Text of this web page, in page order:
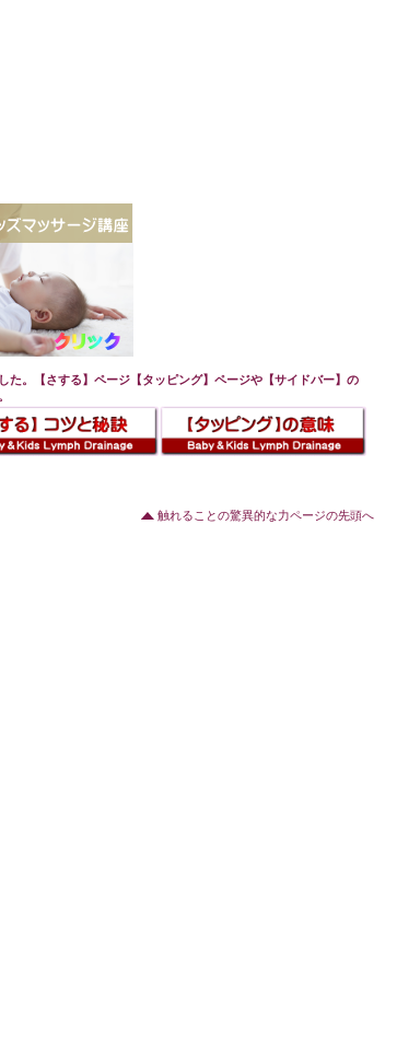
た。【さする】ページ【タッピング】ページや【サイドバー】の
触れることの驚異的な力ページの先頭へ